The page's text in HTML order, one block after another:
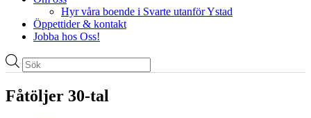
Hyr våra boende i Svarte utanför Ystad
Öppettider & kontakt
Jobba hos Oss!
Produktsökning
Fåtöljer 30-tal